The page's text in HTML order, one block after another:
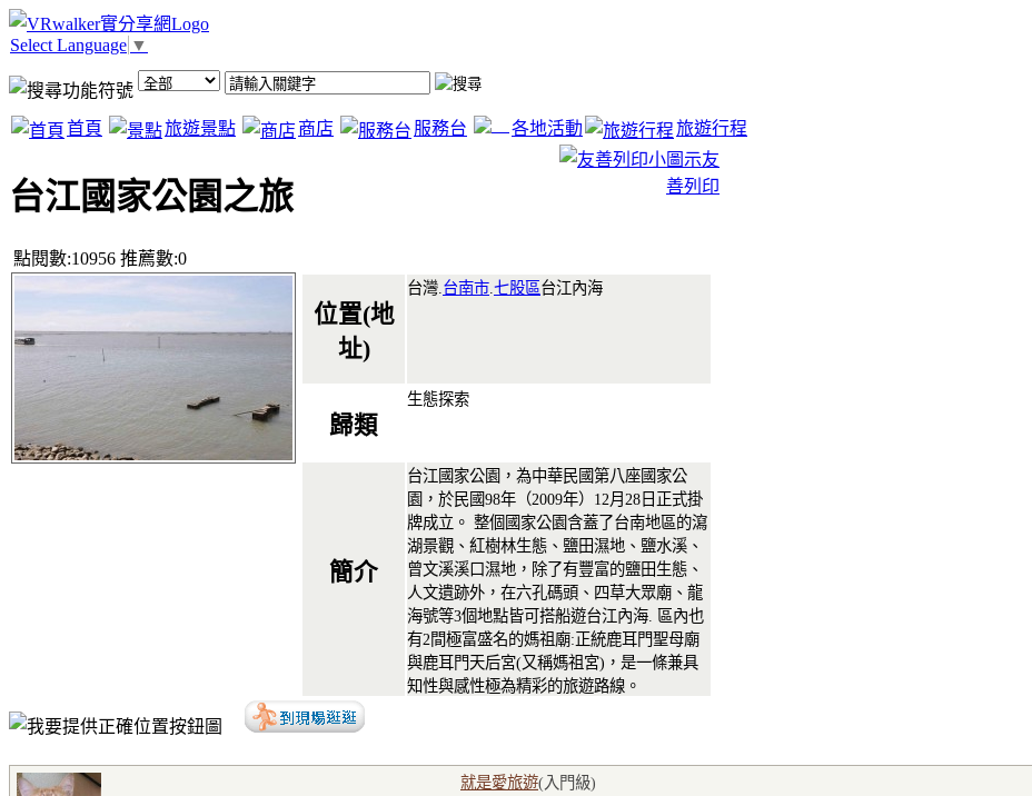
Select Language ▼
首頁 旅遊景點 商店 服務台 各地活動 旅遊行程
台江國家公園之旅
點閱數:10956 推薦數:0
友
善列印
位置(地
址)
台灣. 台南市 七股區台江內海
歸類
生態探索
簡介
台江國家公園，為中華民國第八座國家公
園，於民國98年（2009年）12月28日正式掛
牌成立。 整個國家公園含蓋了台南地區的瀉
湖景觀、紅樹林生態、鹽田濕地、鹽水溪、
曾文溪溪口濕地，除了有豐富的鹽田生態、
人文遺跡外，在六孔碼頭、四草大眾廟、龍
海號等3個地點皆可搭船遊台江內海. 區內也
有2間極富盛名的媽祖廟:正統鹿耳門聖母廟
與鹿耳門天后宮(又稱媽祖宮)，是一條兼具
知性與感性極為精彩的旅遊路線。
就是愛旅遊(入門級)